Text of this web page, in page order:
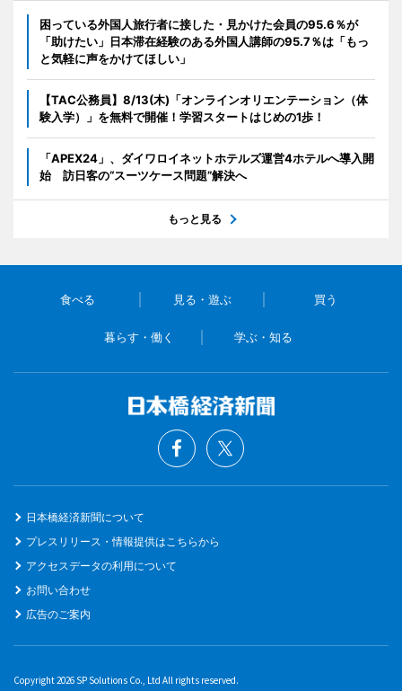
困っている外国人旅行者に接した・見かけた会員の95.6％が
「助けたい」日本滞在経験のある外国人講師の95.7％は「もっ
と気軽に声をかけてほしい」
【TAC公務員】8/13(木)「オンラインオリエンテーション（体
験入学）」を無料で開催！学習スタートはじめの1歩！
「APEX24」、ダイワロイネットホテルズ運営4ホテルへ導入開
始 訪日客の“スーツケース問題”解決へ
もっと見る
食べる 見る・遊ぶ 買う
暮らす・働く 学ぶ・知る
日本橋経済新聞について
プレスリリース・情報提供はこちらから
アクセスデータの利用について
お問い合わせ
広告のご案内
Copyright 2026 SP Solutions Co., Ltd All rights reserved.